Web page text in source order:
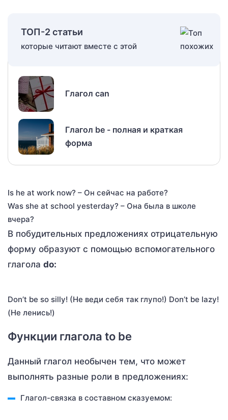
ТОП-2 статьи
которые читают вместе с этой
Глагол can
Глагол be - полная и краткая
форма
Is he at work now? – Он сейчас на работе?
Was she at school yesterday? – Она была в школе
вчера?
В побудительных предложениях отрицательную
форму образуют с помощью вспомогательного
глагола do:
Don’t be so silly! (Не веди себя так глупо!) Don’t be lazy!
(Не ленись!)
Функции глагола to be
Данный глагол необычен тем, что может
выполнять разные роли в предложениях:
Глагол-связка в составном сказуемом: